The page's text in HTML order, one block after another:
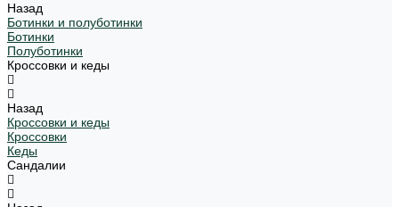
Назад
Ботинки и полуботинки
Ботинки
Полуботинки
Кроссовки и кеды
Назад
Кроссовки и кеды
Кроссовки
Кеды
Сандалии